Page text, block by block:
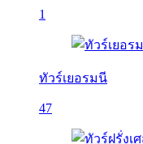
1
ทัวร์เยอรมนี
47